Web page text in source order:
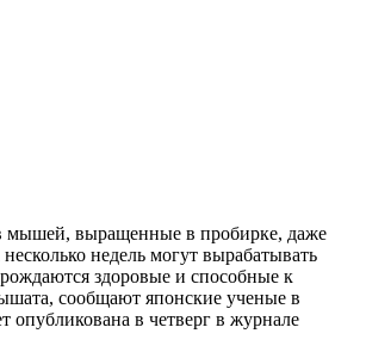
мышей, выращенные в пробирке, даже
недель могут вырабатывать
здоровые и способные к
сообщают японские ученые в
опубликована в четверг в журнале